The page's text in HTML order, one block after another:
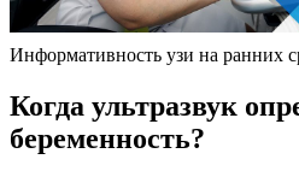
Информативность узи на ранних
Когда ультразвук
беременность?